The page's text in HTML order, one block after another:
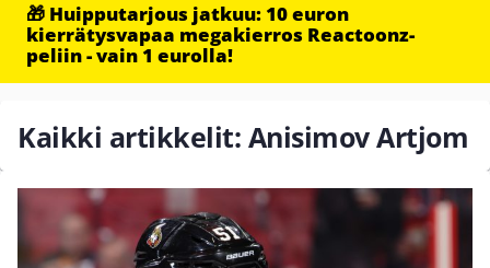
🎁 Huipputarjous jatkuu: 10 euron
kierrätysvapaa megakierros Reactoonz-
peliin - vain 1 eurolla!
Kaikki artikkelit: Anisimov Artjom